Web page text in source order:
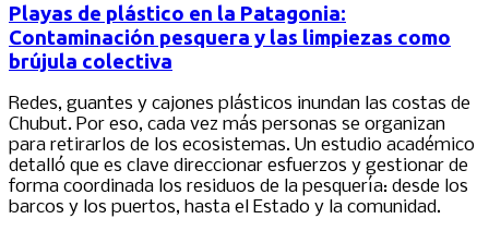
Playas de plástico en la Patagonia:
Contaminación pesquera y las limpiezas como
brújula colectiva
Redes, guantes y cajones plásticos inundan las costas de
Chubut. Por eso, cada vez más personas se organizan
para retirarlos de los ecosistemas. Un estudio académico
detalló que es clave direccionar esfuerzos y gestionar de
forma coordinada los residuos de la pesquería: desde los
barcos y los puertos, hasta el Estado y la comunidad.